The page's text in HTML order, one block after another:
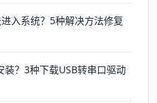
入系统？5种解决方法修复
装？3种下载USB转串口驱动